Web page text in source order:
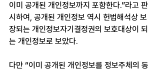
이미 공개된 개인정보까지 포함한다.”라고 판
시하여, 공개된 개인정보 역시 헌법해석상 보
장되는 개인정보자기결정권의 보호대상이 되
는 개인정보로 보았다.
다만 “이미 공개된 개인정보를 정보주체의 동